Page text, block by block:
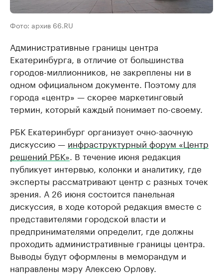
Фото: архив 66.RU
Административные границы центра
Екатеринбурга, в отличие от большинства
городов-миллионников, не закреплены ни в
одном официальном документе. Поэтому для
города «центр» — скорее маркетинговый
термин, который каждый понимает по-своему.
РБК Екатеринбург организует очно-заочную
дискуссию — инфраструктурный форум «Центр
решений РБК» . В течение июня редакция
публикует интервью, колонки и аналитику, где
эксперты рассматривают центр с разных точек
зрения. А 26 июня состоится панельная
дискуссия, в ходе которой редакция вместе с
представителями городской власти и
предпринимателями определит, где должны
проходить административные границы центра.
Выводы будут оформлены в меморандум и
направлены мэру Алексею Орлову.